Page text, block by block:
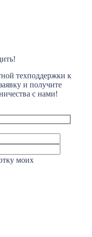
техподдержки к
и получите
с нами!
моих